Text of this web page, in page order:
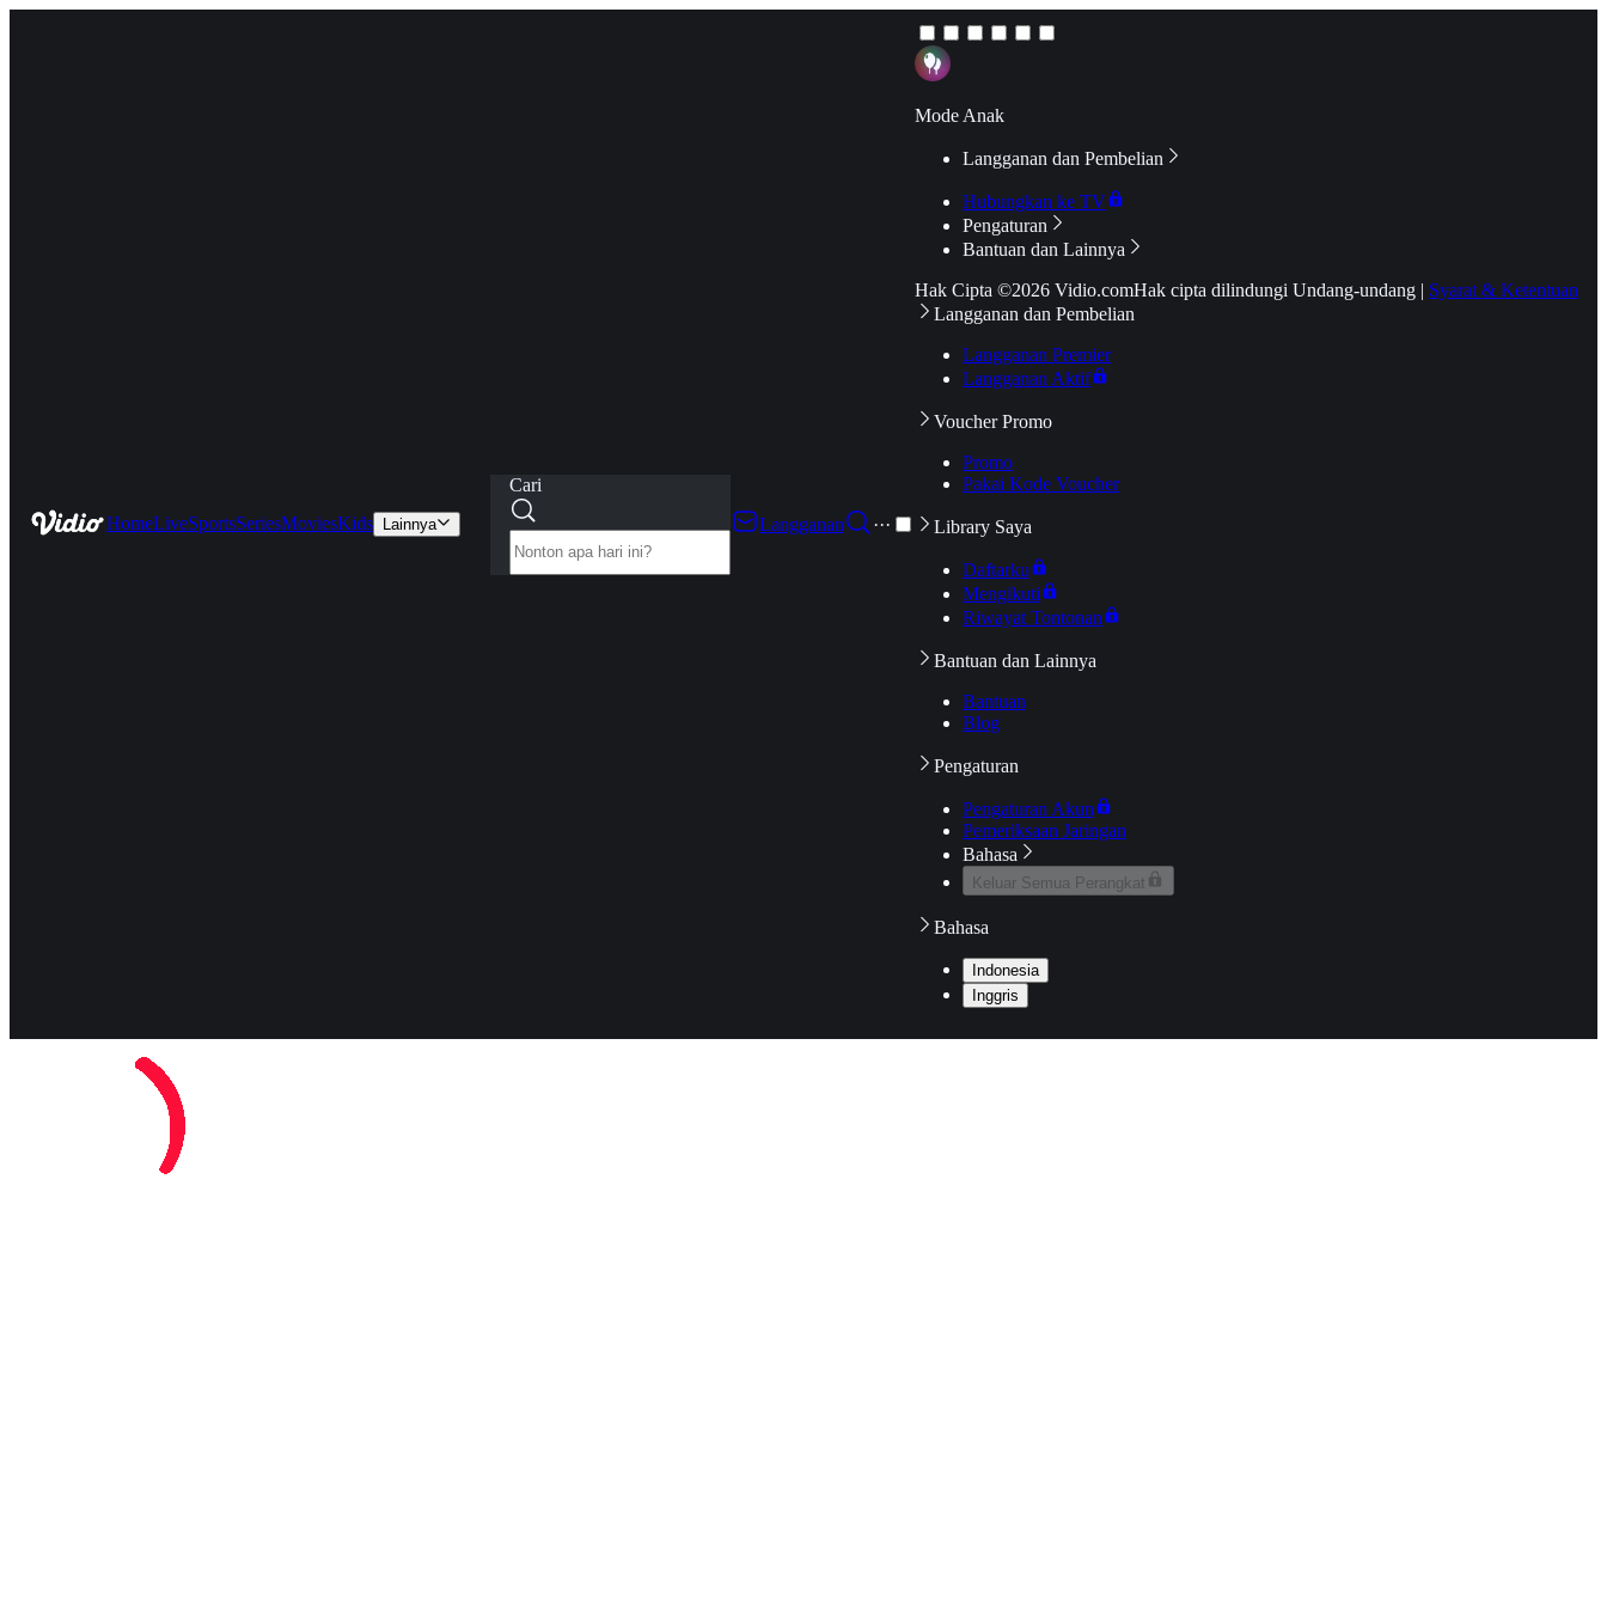
HomeLiveSportsSeriesMoviesKids Lainnya
Cari
Langganan
···
Mode Anak
Langganan dan Pembelian
Hubungkan ke TV
Pengaturan
Bantuan dan Lainnya
Hak Cipta ©2026 Vidio.comHak cipta dilindungi Undang-undang | Syarat & Ketentuan
Langganan dan Pembelian
Langganan Premier
Langganan Aktif
Voucher Promo
Promo
Pakai Kode Voucher
Library Saya
Daftarku
Mengikuti
Riwayat Tontonan
Bantuan dan Lainnya
Bantuan
Blog
Pengaturan
Pengaturan Akun
Pemeriksaan Jaringan
Bahasa
Keluar Semua Perangkat
Bahasa
Indonesia
Inggris